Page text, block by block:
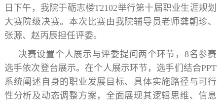
日下午，我院于砺志楼T2102举行第十届职业生涯规划
大赛院级决赛。本次比赛由我院辅导员老师龚朝珍、
张源、赵丙辰担任评委。
决赛设置个人展示与评委提问两个环节，8名参赛
选手依次登台展示。在个人展示环节，选手们结合PPT
系统阐述自身的职业发展目标、具体实施路径与可行
性分析及动态调整方案，全面展现其逻辑思维、信息